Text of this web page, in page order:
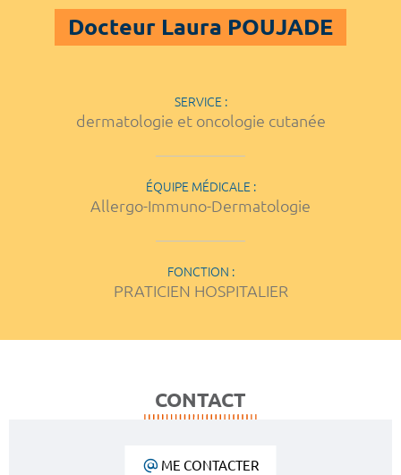
Docteur Laura POUJADE
SERVICE :
dermatologie et oncologie cutanée
ÉQUIPE MÉDICALE :
Allergo-Immuno-Dermatologie
FONCTION :
PRATICIEN HOSPITALIER
CONTACT
ME CONTACTER